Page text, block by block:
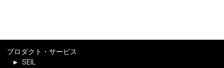
プロダクト・サービス
SEIL